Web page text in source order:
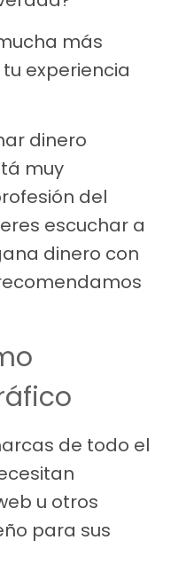
más
experiencia
dinero
muy
del
escuchar a
dinero con
de todo el
u otros
para sus